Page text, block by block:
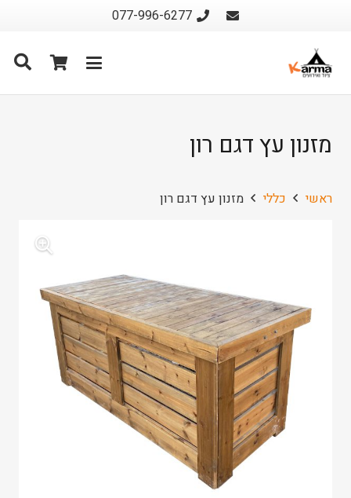
077-996-6277
מזנון עץ דגם רון
ראשי כללי מזנון עץ דגם רון